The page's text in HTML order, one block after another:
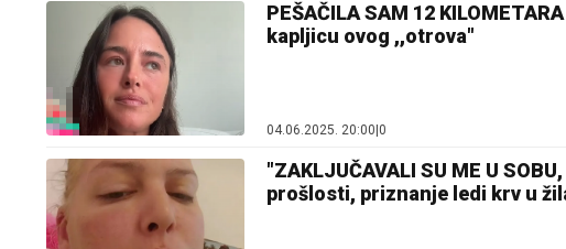
PEŠAČILA SAM 12
kapljicu ovog ,,otrova"
04.06.2025. 20:00 0
"ZAKLJUČAVALI SU ME U
prošlosti, priznanje ledi krv u